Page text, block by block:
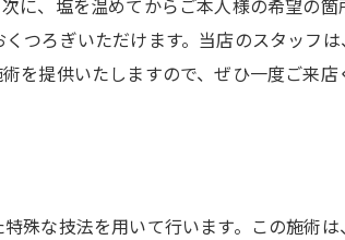
に、塩を温めてからご本人様の希望の
つろぎいただけます。当店のスタッフ
を提供いたしますので、ぜひ一度ご来店
殊な技法を用いて行います。この施術